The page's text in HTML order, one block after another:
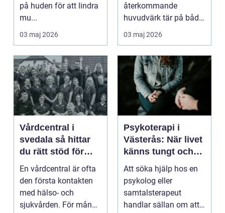
på huden för att lindra
mu...
03 maj 2026
återkommande
huvudvärk tär på både
ork och humör. Många
går länge ...
03 maj 2026
Vårdcentral i
svedala så hittar
du rätt stöd för
hela familjen
En vårdcentral är ofta
den första kontakten
med hälso- och
sjukvården. För många
Psykoterapi i
Västerås: När livet
känns tungt och
du behöver prata
med någon
Att söka hjälp hos en
psykolog eller
samtalsterapeut
handlar sällan om att